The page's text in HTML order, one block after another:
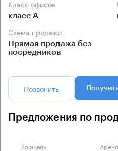
Класс офисов
класс А
Схема продажи
Прямая продажа без
посредников
Позвонить
Предложения по
Площадь